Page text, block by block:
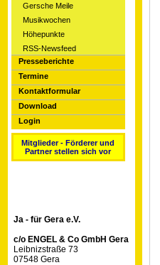
Gersche Meile
Musikwochen
Höhepunkte
RSS-Newsfeed
Presseberichte
Termine
Kontaktformular
Download
Login
Mitglieder - Förderer und
Partner stellen sich vor
Ja - für Gera e.V.
c/o ENGEL & Co GmbH Gera
Leibnizstraße 73
07548 Gera